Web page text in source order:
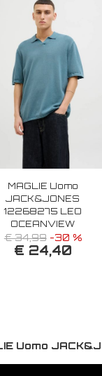
MAGLIE Uomo
JACK&JONES
12268275 LEO
OCEANVIEW
€ 34,99-30 %
€ 24,40
Uomo